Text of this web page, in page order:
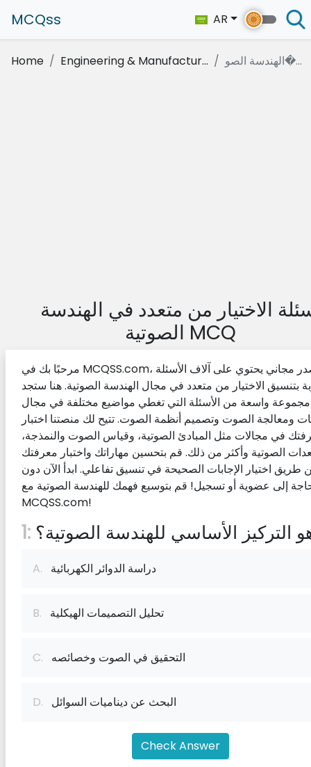
MCQss AR
Home Engineering & Manufactur... الهندسة الصو�...
الاختيار من متعدد في الهندسة
الصوتية MCQ
مرحبًا بك في MCQSS.com، مصدر مجاني يحتوي على آلاف الأسئلة
بتنسيق الاختيار من متعدد في مجال الهندسة الصوتية. هنا ستجد
مجموعة واسعة من الأسئلة التي تغطي مواضيع مختلفة في مجال
ومعالجة الصوت وتصميم أنظمة الصوت. تتيح لك منصتنا اختبار
في مجالات مثل المبادئ الصوتية، وقياس الصوت والنمذجة،
الصوتية وأكثر من ذلك. قم بتحسين مهاراتك واختبار معرفتك
طريق اختيار الإجابات الصحيحة في تنسيق تفاعلي. ابدأ الآن دون
إلى عضوية أو تسجيل! قم بتوسيع فهمك للهندسة الصوتية مع
MCQSS.com!
1: التركيز الأساسي للهندسة الصوتية؟
A. دراسة الدوائر الكهربائية
B. تحليل التصميمات الهيكلية
C. التحقيق في الصوت وخصائصه
D. البحث عن ديناميات السوائل
Check Answer